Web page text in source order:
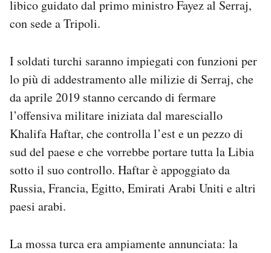
AREA PERSONALE
Newsletter
Notifiche mobile
Esci
libico guidato dal primo ministro Fayez al Serraj,
con sede a Tripoli.
I soldati turchi saranno impiegati con funzioni per
lo più di addestramento alle milizie di Serraj, che
da aprile 2019 stanno cercando di fermare
l’offensiva militare iniziata dal maresciallo
Khalifa Haftar, che controlla l’est e un pezzo di
sud del paese e che vorrebbe portare tutta la Libia
sotto il suo controllo. Haftar è appoggiato da
Russia, Francia, Egitto, Emirati Arabi Uniti e altri
paesi arabi.
La mossa turca era ampiamente annunciata: la